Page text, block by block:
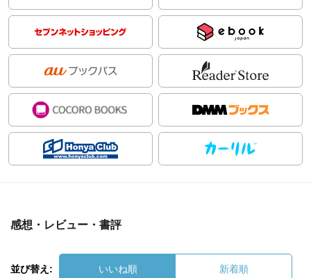
感想・レビュー・書評
並び替え: いいね順 新着順